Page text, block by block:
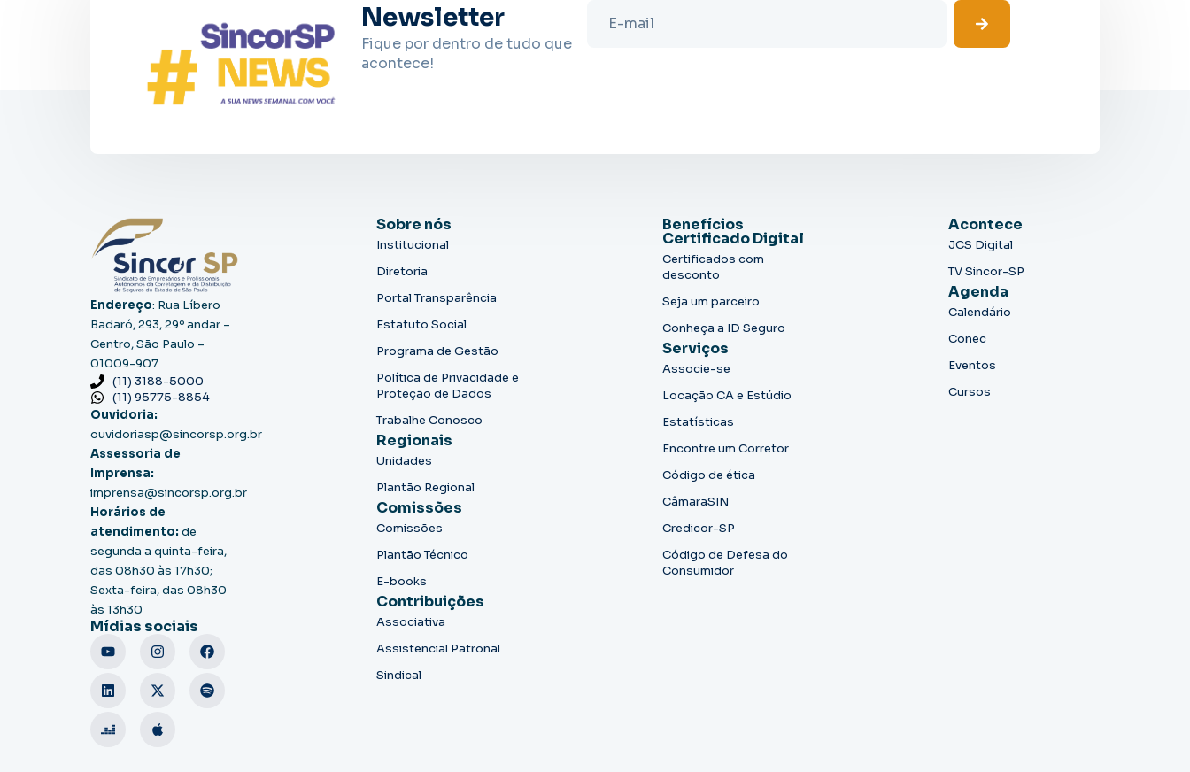
Newsletter
Fique por dentro de tudo que
acontece!
Endereço: Rua Líbero
Badaró, 293, 29º andar –
Centro, São Paulo –
01009-907
(11) 3188-5000
(11) 95775-8854
Ouvidoria:
ouvidoriasp@sincorsp.org.br
Assessoria de
Imprensa:
imprensa@sincorsp.org.br
Horários de
atendimento: de
segunda a quinta-feira,
das 08h30 às 17h30;
Sexta-feira, das 08h30
às 13h30
Mídias sociais
Sobre nós
Institucional
Diretoria
Portal Transparência
Estatuto Social
Programa de Gestão
Política de Privacidade e
Proteção de Dados
Trabalhe Conosco
Regionais
Unidades
Plantão Regional
Comissões
Comissões
Plantão Técnico
E-books
Contribuições
Associativa
Assistencial Patronal
Sindical
Benefícios
Certificado Digital
Certificados com
desconto
Seja um parceiro
Conheça a ID Seguro
Serviços
Associe-se
Locação CA e Estúdio
Estatísticas
Encontre um Corretor
Código de ética
CâmaraSIN
Credicor-SP
Código de Defesa do
Consumidor
Acontece
JCS Digital
TV Sincor-SP
Agenda
Calendário
Conec
Eventos
Cursos